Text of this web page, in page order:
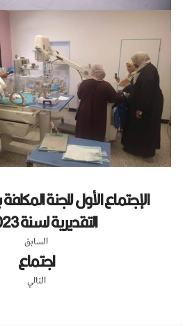
الإجتماع الأول للجنة المكلفة
التقديرية لسنة 2023م
السابق
اجتماع
التالي